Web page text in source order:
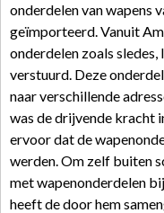
onderdelen van wapens
geïmporteerd. Vanuit
onderdelen zoals
verstuurd. Deze
naar verschillende
was de drijvende kracht
ervoor dat de
werden. Om zelf buiten
met wapenonderdelen
heeft de door hem